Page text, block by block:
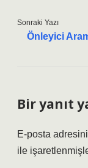
Sonraki Yazı
Önleyici
Bir yanıt
E-posta
ile